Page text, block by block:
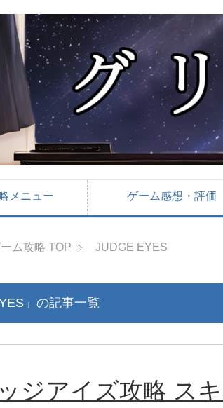
メニュー ゲーム感想・評価
ム攻略 TOP JUDGE EYES
」の記事一覧
ジアイズ攻略 ス